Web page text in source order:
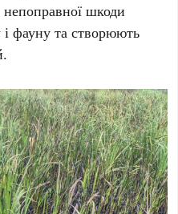
шкоди
фауну та створюють